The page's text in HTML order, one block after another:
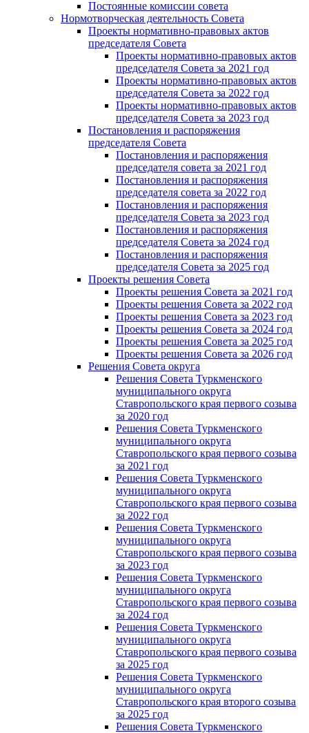
Постоянные комиссии совета
Нормотворческая деятельность Совета
Проекты нормативно-правовых актов
председателя Cовета
Проекты нормативно-правовых актов
председателя Cовета за 2021 год
Проекты нормативно-правовых актов
председателя Cовета за 2022 год
Проекты нормативно-правовых актов
председателя Cовета за 2023 год
Постановления и распоряжения
председателя Cовета
Постановления и распоряжения
председателя совета за 2021 год
Постановления и распоряжения
председателя совета за 2022 год
Постановления и распоряжения
председателя Cовета за 2023 год
Постановления и распоряжения
председателя Cовета за 2024 год
Постановления и распоряжения
председателя Cовета за 2025 год
Проекты решения Cовета
Проекты решения Совета за 2021 год
Проекты решения Совета за 2022 год
Проекты решения Cовета за 2023 год
Проекты решения Совета за 2024 год
Проекты решения Совета за 2025 год
Проекты решения Совета за 2026 год
Решения Совета округа
Решения Совета Туркменского
муниципального округа
Ставропольского края первого созыва
за 2020 год
Решения Совета Туркменского
муниципального округа
Ставропольского края первого созыва
за 2021 год
Решения Совета Туркменского
муниципального округа
Ставропольского края первого созыва
за 2022 год
Решения Совета Туркменского
муниципального округа
Ставропольского края первого созыва
за 2023 год
Решения Совета Туркменского
муниципального округа
Ставропольского края первого созыва
за 2024 год
Решения Совета Туркменского
муниципального округа
Ставропольского края первого созыва
за 2025 год
Решения Совета Туркменского
муниципального округа
Ставропольского края второго созыва
за 2025 год
Решения Совета Туркменского